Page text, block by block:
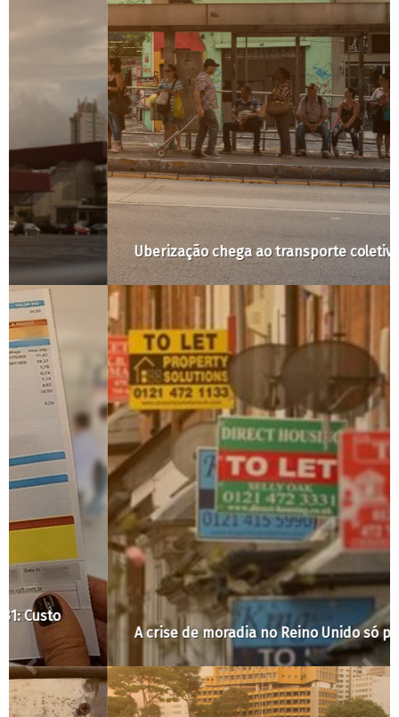
Uberização chega ao transporte coletivo
A crise de moradia no Reino Unido só piora